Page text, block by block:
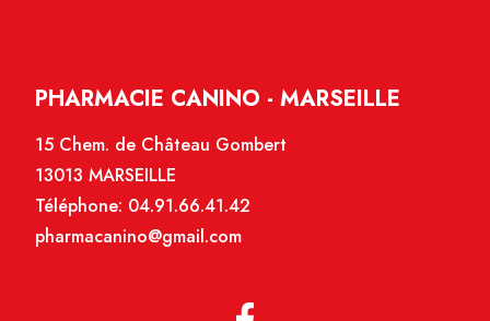
PHARMACIE CANINO - MARSEILLE
15 Chem. de Château Gombert
13013 MARSEILLE
Téléphone: 04.91.66.41.42
pharmacanino@gmail.com